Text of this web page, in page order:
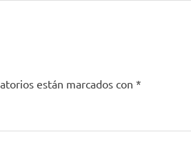
están marcados con *